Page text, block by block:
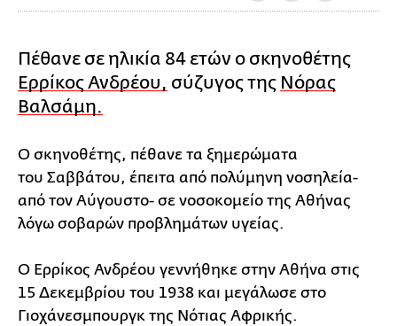
Πέθανε σε ηλικία 84 ετών ο σκηνοθέτης
Ερρίκος Ανδρέου, σύζυγος της Νόρας
Βαλσάμη.
Ο σκηνοθέτης, πέθανε τα ξημερώματα
του Σαββάτου, έπειτα από πολύμηνη νοσηλεία-
από τον Αύγουστο- σε νοσοκομείο της Αθήνας
λόγω σοβαρών προβλημάτων υγείας.
Ο Ερρίκος Ανδρέου γεννήθηκε στην Aθήνα στις
15 Δεκεμβρίου του 1938 και μεγάλωσε στο
Γιοχάνεσμπουργκ της Nότιας Aφρικής.